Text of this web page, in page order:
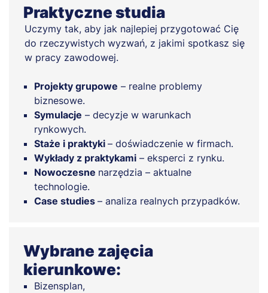
Praktyczne studia
Uczymy tak, aby jak najlepiej przygotować Cię
do rzeczywistych wyzwań, z jakimi spotkasz się
w pracy zawodowej.
Projekty grupowe – realne problemy
biznesowe.
Symulacje – decyzje w warunkach
rynkowych.
Staże i praktyki – doświadczenie w firmach.
Wykłady z praktykami – eksperci z rynku.
Nowoczesne narzędzia – aktualne
technologie.
Case studies – analiza realnych przypadków.
Wybrane zajęcia
kierunkowe:
Bizensplan,